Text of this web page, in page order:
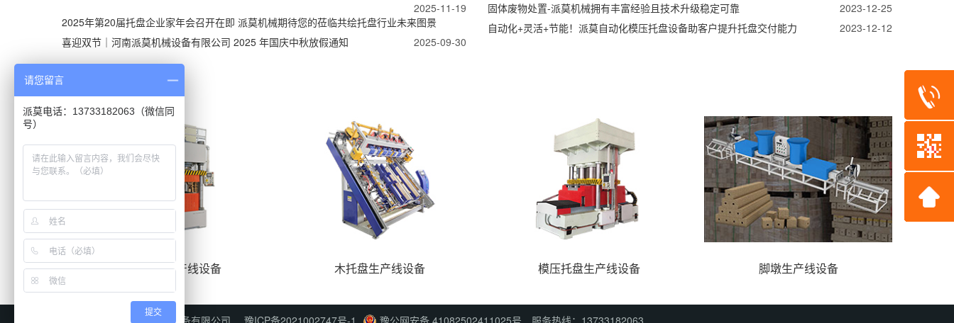
2025-11-19
2025年第20届托盘企业家年会召开在即 派莫机械期待您的莅临共绘托盘行业未来图景
2025-09-30
喜迎双节｜河南派莫机械设备有限公司 2025 年国庆中秋放假通知
2023-12-25
固体废物处置-派莫机械拥有丰富经验且技术升级稳定可靠
2023-12-12
自动化+灵活+节能！派莫自动化模压托盘设备助客户提升托盘交付能力
推荐产品
塑料托盘生产线设备 木托盘生产线设备 模压托盘生产线设备 脚墩生产线设备
版权所有：河南派莫机械设备有限公司 豫ICP备2021002747号-1 豫公网安备 41082502411025号 服务热线：13733182063
请您留言
派莫电话：13733182063（微信同
号）
提交